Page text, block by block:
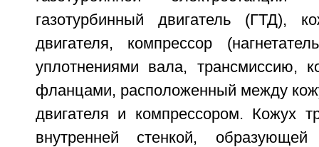
газотурбинный двигатель (ГТД),
двигателя, компрессор
уплотнениями вала, трансмиссию,
фланцами, расположенный между
двигателя и компрессором. Кожух
внутренней стенкой,